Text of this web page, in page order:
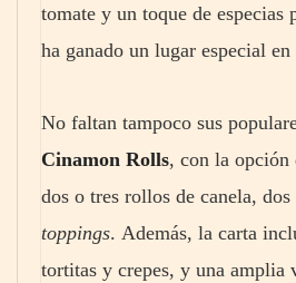
tomate y un toque de especias
ha ganado un lugar especial
No faltan tampoco sus
Cinamon Rolls, con la opción
dos o tres rollos de canela,
toppings. Además, la carta
tortitas y crepes, y una amplia